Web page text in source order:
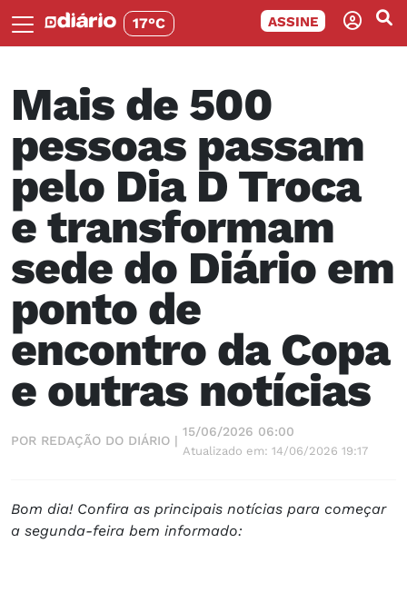
17°C ASSINE
Mais de 500
pessoas passam
pelo Dia D Troca
e transformam
sede do Diário em
ponto de
encontro da Copa
e outras notícias
POR REDAÇÃO DO DIÁRIO |
15/06/2026 06:00
Atualizado em: 14/06/2026 19:17
Bom dia! Confira as principais notícias para começar
a segunda-feira bem informado: